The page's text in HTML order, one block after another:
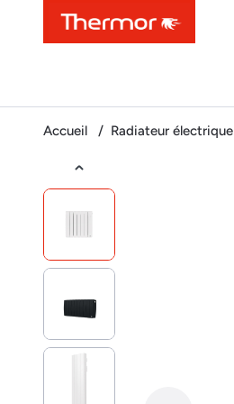
ContenuMenuRecherche
Accueil Radiateur électrique